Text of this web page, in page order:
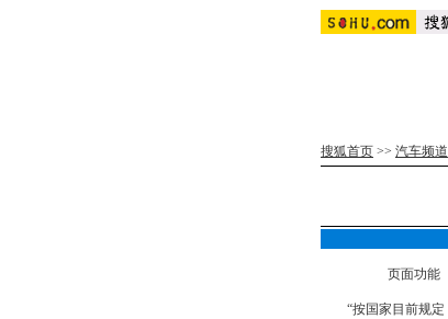
搜狐首页 >> 汽车频道
页面功能
“按国家目前规定